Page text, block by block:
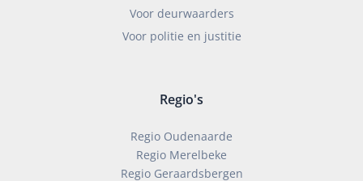
Voor deurwaarders
Voor politie en justitie
Regio's
Regio Oudenaarde
Regio Merelbeke
Regio Geraardsbergen